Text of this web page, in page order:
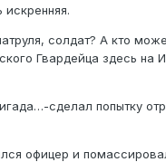
искренняя.
солдат? А кто
Гвардейца здесь на
сделал попытку
офицер и